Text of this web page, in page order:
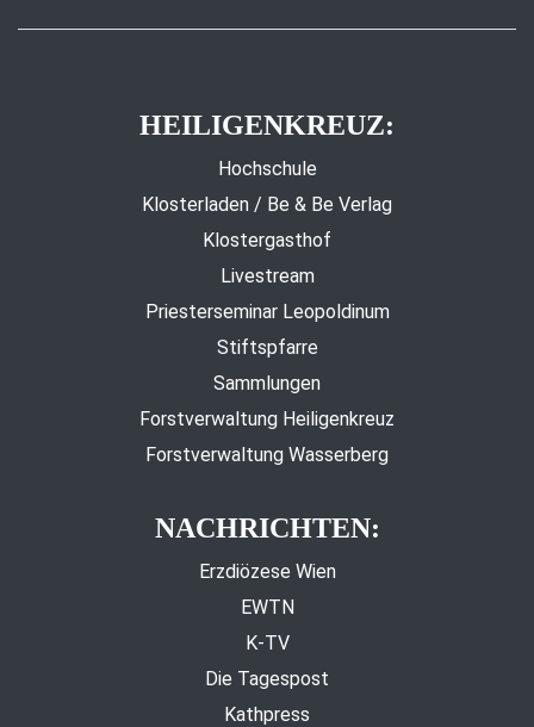
HEILIGENKREUZ:
Hochschule
Klosterladen / Be & Be Verlag
Klostergasthof
Livestream
Priesterseminar Leopoldinum
Stiftspfarre
Sammlungen
Forstverwaltung Heiligenkreuz
Forstverwaltung Wasserberg
NACHRICHTEN:
Erzdiözese Wien
EWTN
K-TV
Die Tagespost
Kathpress